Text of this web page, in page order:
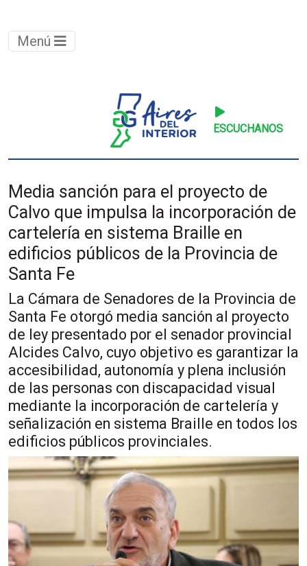
Menú
ESCUCHANOS
Media sanción para el proyecto de
Calvo que impulsa la incorporación de
cartelería en sistema Braille en
edificios públicos de la Provincia de
Santa Fe
La Cámara de Senadores de la Provincia de
Santa Fe otorgó media sanción al proyecto
de ley presentado por el senador provincial
Alcides Calvo, cuyo objetivo es garantizar la
accesibilidad, autonomía y plena inclusión
de las personas con discapacidad visual
mediante la incorporación de cartelería y
señalización en sistema Braille en todos los
edificios públicos provinciales.